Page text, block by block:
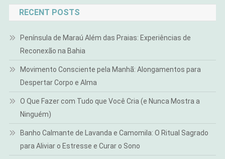
RECENT POSTS
Península de Maraú Além das Praias: Experiências de
Reconexão na Bahia
Movimento Consciente pela Manhã: Alongamentos para
Despertar Corpo e Alma
O Que Fazer com Tudo que Você Cria (e Nunca Mostra a
Ninguém)
Banho Calmante de Lavanda e Camomila: O Ritual Sagrado
para Aliviar o Estresse e Curar o Sono